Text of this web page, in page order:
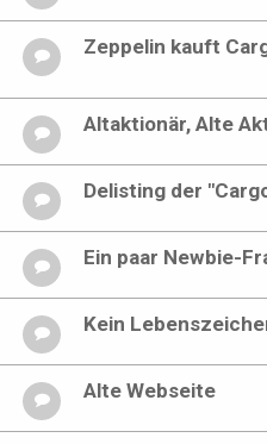
Zeppelin kauft
Altaktionär, Alte
Delisting der
Ein paar Newbie-
Kein
Alte Webseite